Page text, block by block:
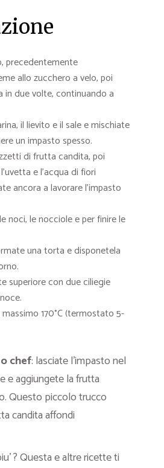
precedentemente
allo zucchero a velo, poi
in due volte, continuando a
il lievito e il sale e mischiate
un impasto spesso.
di frutta candita, poi
e l’acqua di fiori
ancora a lavorare l’impasto
noci, le nocciole e per finire le
una torta e disponetela
superiore con due ciliegie
170°C (termostato 5-
chef: lasciate l’impasto nel
e aggiungete la frutta
Questo piccolo trucco
candita affondi
? Questa e altre ricette ti